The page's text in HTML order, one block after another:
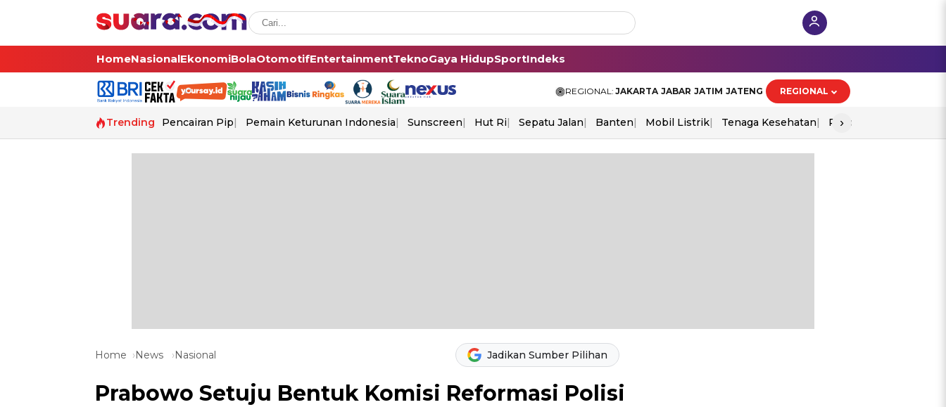
HomeNasionalEkonomiBolaOtomotifEntertainmentTeknoGaya HidupSportIndeks
REGIONAL: JAKARTA JABAR JATIM JATENG REGIONAL
Trending Pencairan Pip Pemain Keturunan Indonesia Sunscreen Hut Ri Sepatu Jalan Banten Mobil Listrik Tenaga Kesehatan Piala Aff 2026
›
Home News Nasional Jadikan Sumber Pilihan
Prabowo Setuju Bentuk Komisi Reformasi Polisi